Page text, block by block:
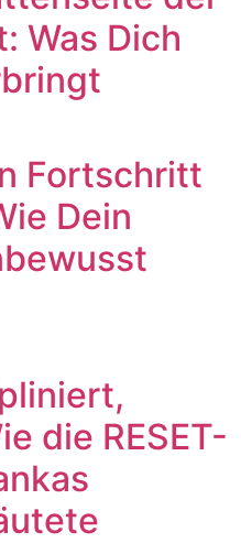
Was Dich
Fortschritt
Dein
die RESET-